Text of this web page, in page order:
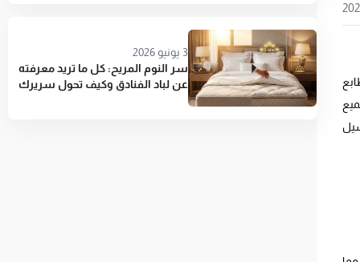
3 يونيو 2026
سر النوم المريح: كل ما تريد معرفته
عن لباد الفنادق وكيف تحول سريرك